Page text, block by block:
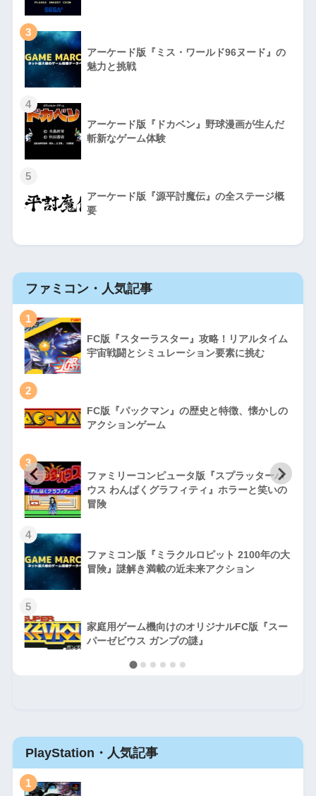
3
アーケード版『ミス・ワールド96ヌード』の
魅力と挑戦
4
アーケード版『ドカベン』野球漫画が生んだ
斬新なゲーム体験
5
アーケード版『源平討魔伝』の全ステージ概
要
ファミコン・人気記事
1
FC版『スターラスター』攻略！リアルタイム
宇宙戦闘とシミュレーション要素に挑む
2
FC版『パックマン』の歴史と特徴、懐かしの
アクションゲーム
3
ファミリーコンピュータ版『スプラッターハ
ウス わんぱくグラフィティ』ホラーと笑いの
冒険
4
ファミコン版『ミラクルロピット 2100年の大
冒険』謎解き満載の近未来アクション
5
家庭用ゲーム機向けのオリジナルFC版『スー
パーゼビウス ガンプの謎』
PlayStation・人気記事
1